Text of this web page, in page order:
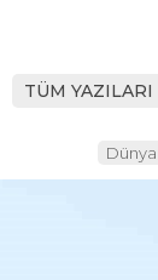
TÜM YAZILARI
Dünya